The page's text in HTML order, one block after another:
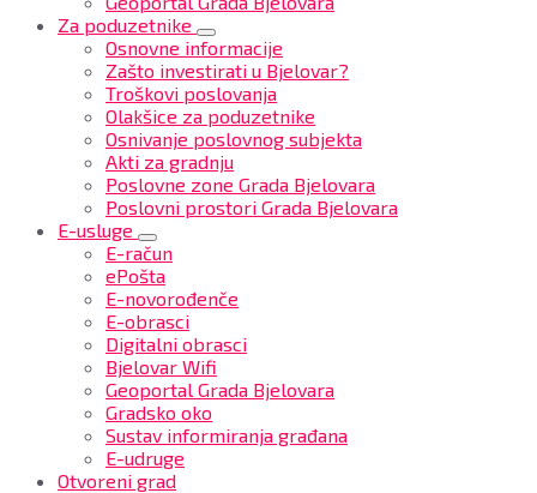
Za poduzetnike
Osnovne informacije
Zašto investirati u Bjelovar?
Troškovi poslovanja
Olakšice za poduzetnike
Osnivanje poslovnog subjekta
Akti za gradnju
Poslovne zone Grada Bjelovara
Poslovni prostori Grada Bjelovara
E-usluge
E-račun
ePošta
E-novorođenče
E-obrasci
Digitalni obrasci
Bjelovar Wifi
Geoportal Grada Bjelovara
Gradsko oko
Sustav informiranja građana
E-udruge
Otvoreni grad